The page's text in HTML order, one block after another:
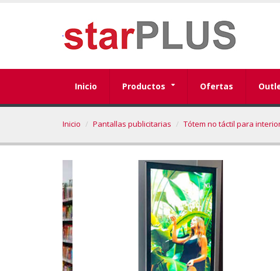
Inicio Productos Ofertas
Inicio Pantallas publicitarias Tótem no táctil para